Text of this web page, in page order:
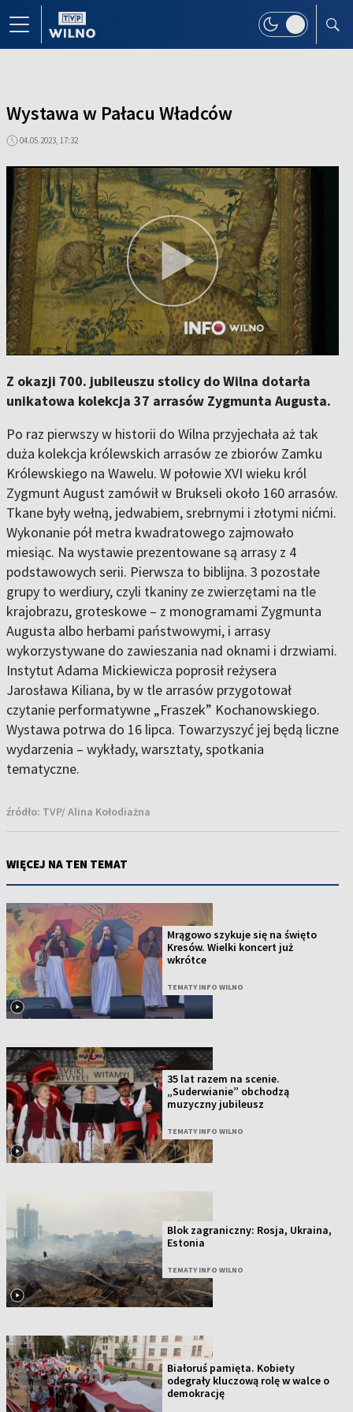
Wystawa w Pałacu Władców
04.05.2023, 17:32
Z okazji 700. jubileuszu stolicy do Wilna dotarła
unikatowa kolekcja 37 arrasów Zygmunta Augusta.
Po raz pierwszy w historii do Wilna przyjechała aż tak
duża kolekcja królewskich arrasów ze zbiorów Zamku
Królewskiego na Wawelu. W połowie XVI wieku król
Zygmunt August zamówił w Brukseli około 160 arrasów.
Tkane były wełną, jedwabiem, srebrnymi i złotymi nićmi.
Wykonanie pół metra kwadratowego zajmowało
miesiąc. Na wystawie prezentowane są arrasy z 4
podstawowych serii. Pierwsza to biblijna. 3 pozostałe
grupy to werdiury, czyli tkaniny ze zwierzętami na tle
krajobrazu, groteskowe – z monogramami Zygmunta
Augusta albo herbami państwowymi, i arrasy
wykorzystywane do zawieszania nad oknami i drzwiami.
Instytut Adama Mickiewicza poprosił reżysera
Jarosława Kiliana, by w tle arrasów przygotował
czytanie performatywne „Fraszek” Kochanowskiego.
Wystawa potrwa do 16 lipca. Towarzyszyć jej będą liczne
wydarzenia – wykłady, warsztaty, spotkania
tematyczne.
źródło: TVP/ Alina Kołodiażna
WIĘCEJ NA TEN TEMAT
Mrągowo szykuje się na święto
Kresów. Wielki koncert już
wkrótce
TEMATY INFO WILNO
35 lat razem na scenie.
„Suderwianie” obchodzą
muzyczny jubileusz
TEMATY INFO WILNO
Blok zagraniczny: Rosja, Ukraina,
Estonia
TEMATY INFO WILNO
Białoruś pamięta. Kobiety
odegrały kluczową rolę w walce o
demokrację